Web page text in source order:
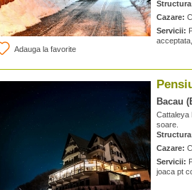
Adauga la favorite
Cazare:
Servicii:
Bacau
Cattaleya
soare.
Cazare:
Servicii:
joaca pt